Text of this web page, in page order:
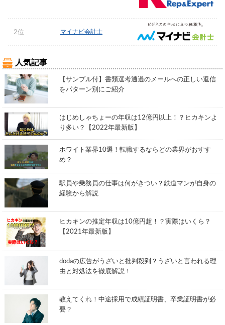
2位 マイナビ会計士
人気記事
【サンプル付】書類選考通過のメールへの正しい返信
をパターン別にご紹介
はじめしゃちょーの年収は12億円以上！？ヒカキンよ
り多い？【2022年最新版】
ホワイト業界10選！転職するならどの業界がおすす
め？
駅員や乗務員の仕事は何がきつい？鉄道マンが自身の
経験から解説
ヒカキンの推定年収は10億円超！？実際はいくら？
【2021年最新版】
dodaの広告がうざいと批判殺到？うざいと言われる理
由と対処法を徹底解説！
教えてくれ！中途採用で成績証明書、卒業証明書が必
要？